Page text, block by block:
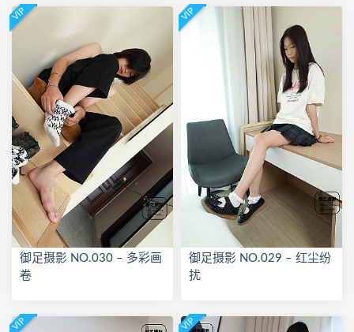
VIP
御足摄影 NO.030 – 多彩画
卷
VIP
御足摄影 NO.029 – 红尘纷
扰
VIP VIP